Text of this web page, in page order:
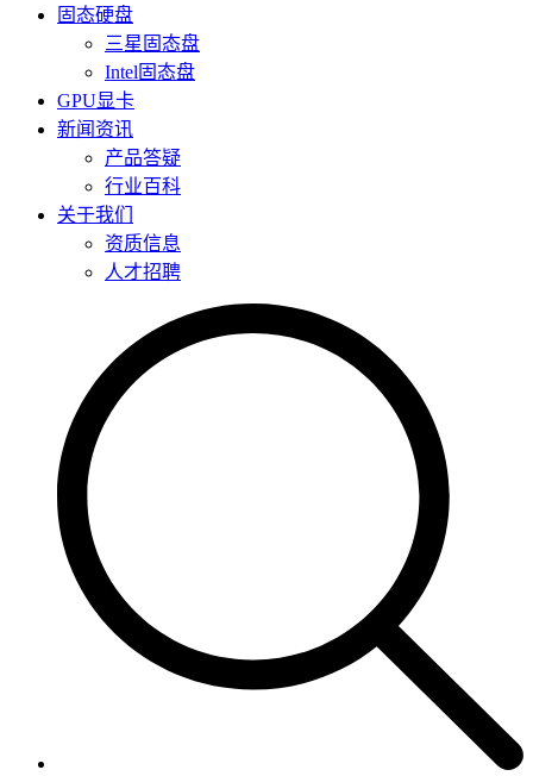
固态硬盘
三星固态盘
Intel固态盘
GPU显卡
新闻资讯
产品答疑
行业百科
关于我们
资质信息
人才招聘